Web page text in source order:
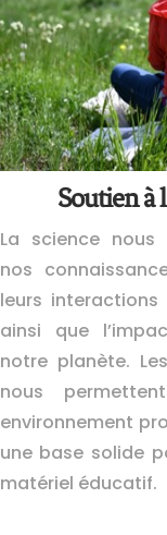
Soutien à
La science nous
nos
leurs
ainsi que
notre planète.
nous
environnement
une base solide
matériel éducatif.